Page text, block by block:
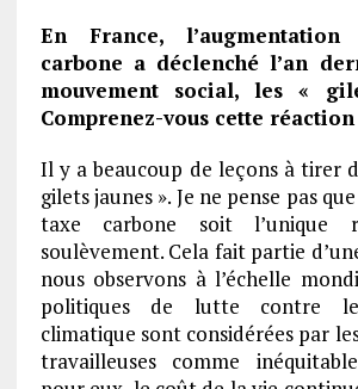
En France,
carbone a déclenché l’an
mouvement social, les «
Comprenez-vous cette réaction
Il y a beaucoup de leçons à tirer
gilets jaunes ». Je ne pense pas
taxe carbone soit l’unique
soulèvement. Cela fait partie
nous observons à l’échelle
politiques de lutte contre le
climatique sont considérées par
travailleuses comme